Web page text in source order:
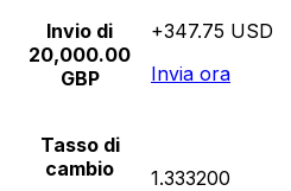
Invio di
20,000.00
GBP
+347.75 USD
Invia ora
Tasso di
cambio
1.333200